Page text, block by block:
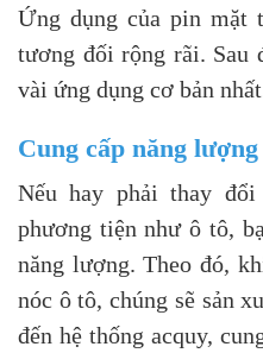
Ứng dụng của pin mặt
tương đối rộng rãi. Sau
vài ứng dụng cơ bản
Cung cấp năng
Nếu hay phải thay
phương tiện như ô tô,
năng lượng. Theo đó,
nóc ô tô, chúng sẽ sản
đến hệ thống acquy,